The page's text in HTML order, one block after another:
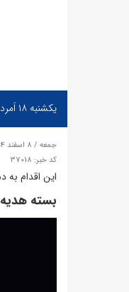
یکشنبه ۱۸ اَمرداد ۱۴۰۵
جمعه / ۸ اسفند ۱۴۰۴ / ۱۷:۳۴
کد خبر: 37018
این اقدام
بسته هدیه ۲ گیگابایتی اینترنت همراه اول:جبران اختلال اینترنت دی‌ماه!